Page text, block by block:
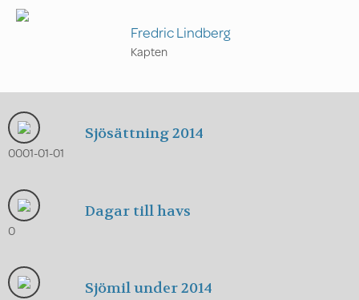
Fredric Lindberg
Kapten
Sjösättning 2014
0001-01-01
Dagar till havs
0
Sjömil under 2014